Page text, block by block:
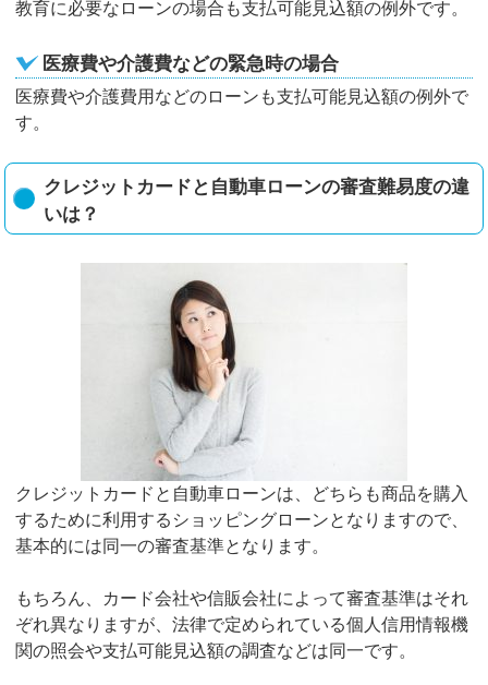
教育に必要なローンの場合も支払可能見込額の例外です。
医療費や介護費などの緊急時の場合
医療費や介護費用などのローンも支払可能見込額の例外で
す。
クレジットカードと自動車ローンの審査難易度の違
いは？
クレジットカードと自動車ローンは、どちらも商品を購入
するために利用するショッピングローンとなりますので、
基本的には同一の審査基準となります。
もちろん、カード会社や信販会社によって審査基準はそれ
ぞれ異なりますが、法律で定められている個人信用情報機
関の照会や支払可能見込額の調査などは同一です。